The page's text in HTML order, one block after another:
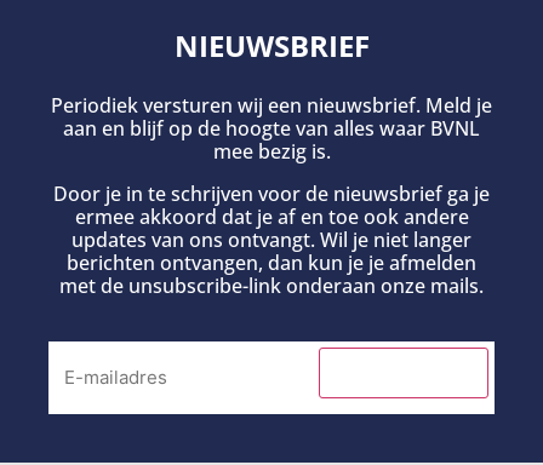
NIEUWSBRIEF
Periodiek versturen wij een nieuwsbrief. Meld je
aan en blijf op de hoogte van alles waar BVNL
mee bezig is.
Door je in te schrijven voor de nieuwsbrief ga je
ermee akkoord dat je af en toe ook andere
updates van ons ontvangt. Wil je niet langer
berichten ontvangen, dan kun je je afmelden
met de unsubscribe-link onderaan onze mails.